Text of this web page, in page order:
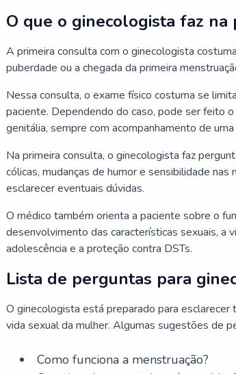
O que o ginecologista faz na
A primeira consulta com o ginecologista
puberdade ou a chegada da primeira
Nessa consulta, o exame físico costuma se
paciente. Dependendo do caso, pode ser feito
genitália, sempre com acompanhamento de
Na primeira consulta, o ginecologista faz
cólicas, mudanças de humor e sensibilidade
esclarecer eventuais dúvidas.
O médico também orienta a paciente sobre o
desenvolvimento das características sexuais, a
adolescência e a proteção contra DSTs.
Lista de perguntas para
O ginecologista está preparado para esclarecer
vida sexual da mulher. Algumas sugestões de
Como funciona a menstruação?